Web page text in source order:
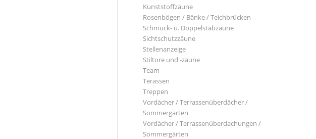
Kunststoffzäune
Rosenbögen / Bänke / Teichbrücken
Schmuck- u. Doppelstabzäune
Sichtschutzzäune
Stellenanzeige
Stiltore und -zäune
Team
Terassen
Treppen
Vordächer / Terrassenüberdächer /
Sommergärten
Vordächer / Terrassenüberdachungen /
Sommergärten